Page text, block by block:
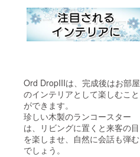
Ord DropIIIは、完成後はお部屋
のインテリアとして楽しむこと
ができます。
珍しい木製のランコースター
は、リビングに置くと来客の目
を楽しませ、自然に会話も弾む
でしょう。